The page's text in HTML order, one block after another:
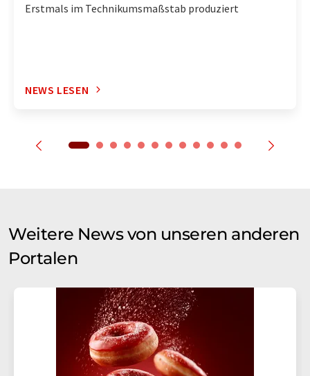
Erstmals im Technikumsmaßstab produziert
NEWS LESEN
Weitere News von unseren anderen
Portalen